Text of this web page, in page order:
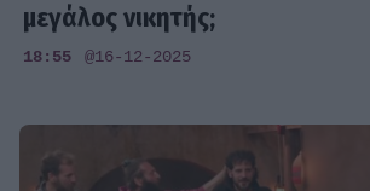
μεγάλος νικητής;
18:55 @16-12-2025